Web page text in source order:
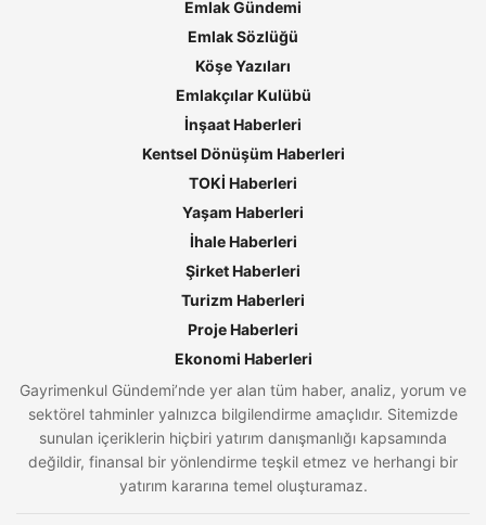
Emlak Gündemi
Emlak Sözlüğü
Köşe Yazıları
Emlakçılar Kulübü
İnşaat Haberleri
Kentsel Dönüşüm Haberleri
TOKİ Haberleri
Yaşam Haberleri
İhale Haberleri
Şirket Haberleri
Turizm Haberleri
Proje Haberleri
Ekonomi Haberleri
Gayrimenkul Gündemi’nde yer alan tüm haber, analiz, yorum ve
sektörel tahminler yalnızca bilgilendirme amaçlıdır. Sitemizde
sunulan içeriklerin hiçbiri yatırım danışmanlığı kapsamında
değildir, finansal bir yönlendirme teşkil etmez ve herhangi bir
yatırım kararına temel oluşturamaz.